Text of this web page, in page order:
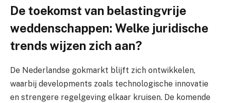
De toekomst van belastingvrije
weddenschappen: Welke juridische
trends wijzen zich aan?
De Nederlandse gokmarkt blijft zich ontwikkelen,
waarbij developments zoals technologische innovatie
en strengere regelgeving elkaar kruisen. De komende